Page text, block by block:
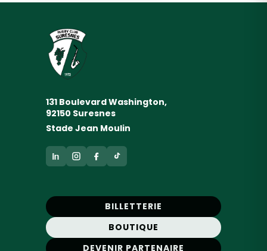
131 Boulevard Washington,
92150 Suresnes
Stade Jean Moulin
BILLETTERIE
BOUTIQUE
DEVENIR PARTENAIRE